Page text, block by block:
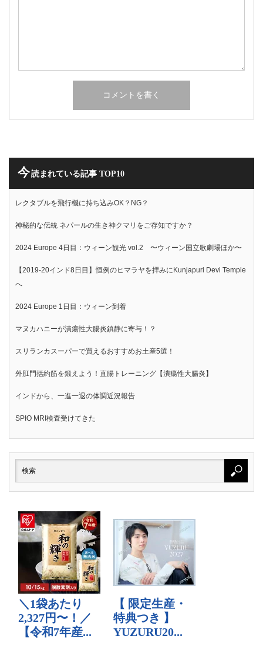
今読まれている記事 TOP10
レクタブルを飛行機に持ち込みOK？NG？
神秘的な伝統 ネパールの生き神クマリをご存知ですか？
2024 Europe 4日目：ウィーン観光 vol.2 〜ウィーン国立歌劇場ほか〜
【2019-20インド8日目】恒例のヒマラヤを拝みにKunjapuri Devi Temple
へ
2024 Europe 1日目：ウィーン到着
マヌカハニーが潰瘍性大腸炎鎮静に寄与！？
スリランカスーパーで買えるおすすめお土産5選！
外肛門括約筋を鍛えよう！直腸トレーニング【潰瘍性大腸炎】
インドから、一進一退の体調近況報告
SPIO MRI検査受けてきた